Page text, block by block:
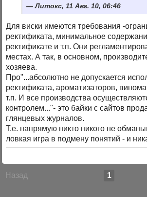
Литокс, 11 Авг. 10, 06:46
Для виски имеются требования -
ректификата, минимальное
ректификате и т.п. Они
местах. А так, в основном,
хозяева.
Про"...абсолютно не допускается
ректификата, ароматизаторов,
т.п. И все производства
контролем..."- это байки с сайтов
глянцевых журналов.
Т.е. напрямую никто никого не
ловкая игра в подмену понятий - и
Назад 1